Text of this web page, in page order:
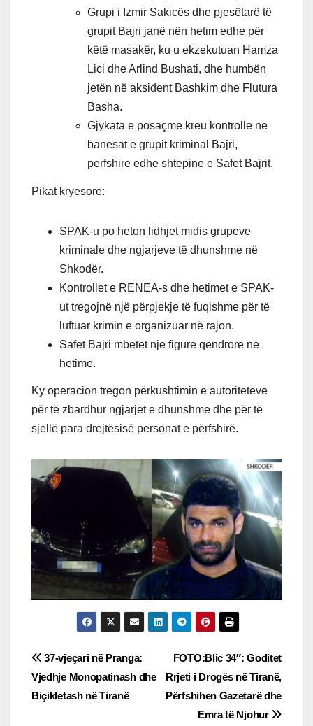
Grupi i Izmir Sakicës dhe pjesëtarë të
grupit Bajri janë nën hetim edhe për
këtë masakër, ku u ekzekutuan Hamza
Lici dhe Arlind Bushati, dhe humbën
jetën në aksident Bashkim dhe Flutura
Basha.
Gjykata e posaçme kreu kontrolle ne
banesat e grupit kriminal Bajri,
perfshire edhe shtepine e Safet Bajrit.
Pikat kryesore:
SPAK-u po heton lidhjet midis grupeve
kriminale dhe ngjarjeve të dhunshme në
Shkodër.
Kontrollet e RENEA-s dhe hetimet e SPAK-
ut tregojnë një përpjekje të fuqishme për të
luftuar krimin e organizuar në rajon.
Safet Bajri mbetet nje figure qendrore ne
hetime.
Ky operacion tregon përkushtimin e autoriteteve
për të zbardhur ngjarjet e dhunshme dhe për të
sjellë para drejtësisë personat e përfshirë.
Post
navigation
FOTO:Blic 34″: Goditet
Rrjeti i Drogës në Tiranë,
Përfshihen Gazetarë dhe
Emra të Njohur
37-vjeçari në Pranga:
Vjedhje Monopatinash dhe
Biçikletash në Tiranë